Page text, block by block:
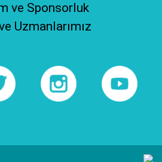
ve Sponsorluk
Uzmanlarımız